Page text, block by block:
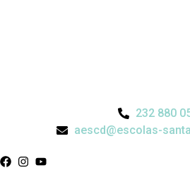
232 880
aescd@escolas-